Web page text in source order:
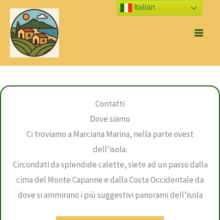
contenuto
Contatti
Dove siamo
Ci troviamo a Marciana Marina, nella parte ovest
dell’isola.
Circondati da splendide calette, siete ad un passo dalla
cima del Monte Capanne e dalla Costa Occidentale da
dove si ammirano i più suggestivi panorami dell’isola
Italian